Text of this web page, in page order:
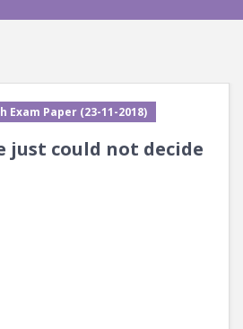
Exam Paper (23-11-2018)
just could not decide